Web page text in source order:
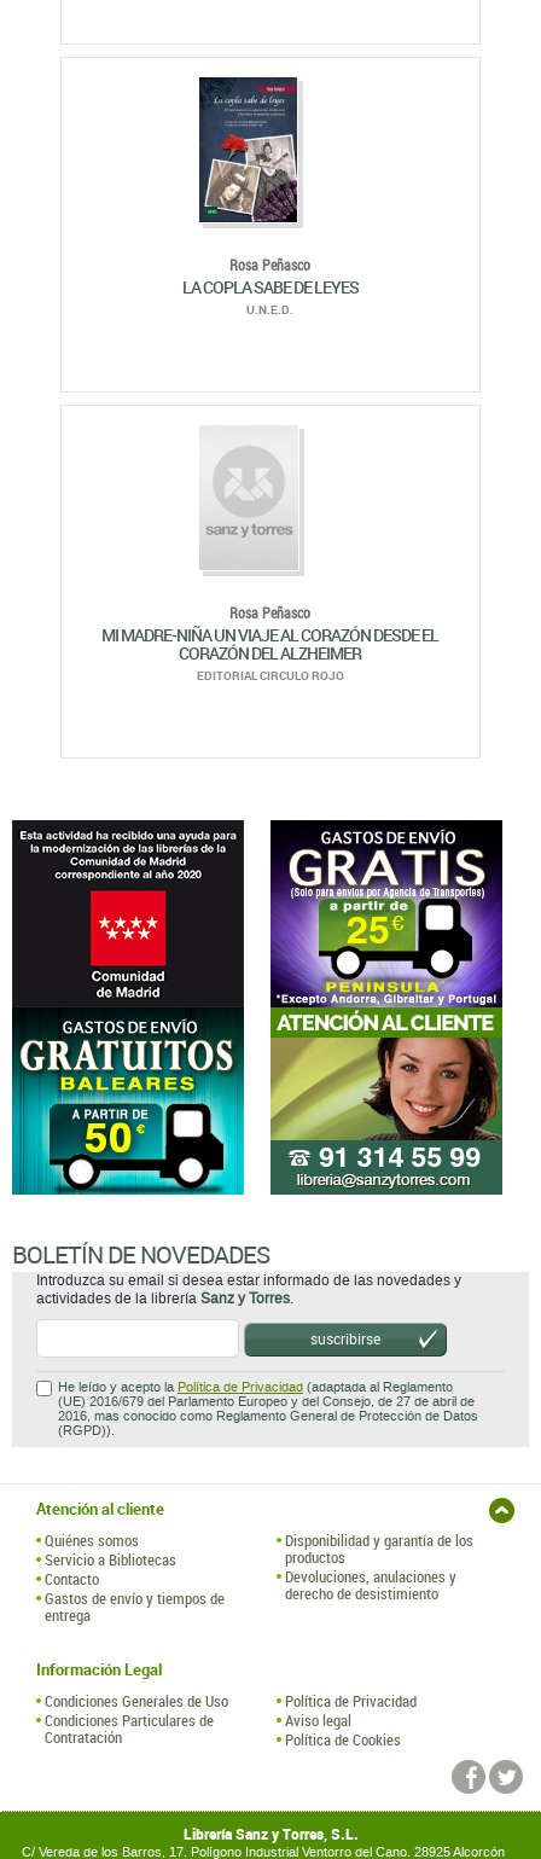
Rosa Peñasco
LA COPLA SABE DE LEYES
U.N.E.D.
Rosa Peñasco
MI MADRE-NIÑA UN VIAJE AL CORAZÓN DESDE EL
CORAZÓN DEL ALZHEIMER
BOLETÍN DE NOVEDADES
Introduzca su email si desea estar informado de las novedades y
actividades de la libreríaSanz y Torres
He leído y acepto laPolítica de Privacidad
(UE) 2016/679 del Parlamento Europeo y del Consejo, de 27 de abril de
2016, mas conocido como Reglamento General de Protección de Datos
(RGPD)).
Atención al cliente
Quiénes somos
Servicio a Bibliotecas
entrega
Disponibilidad y garantía de los
Información Legal
Condiciones Generales de Uso
Condiciones Particulares de
Contratación
Política de Privacidad
Aviso legal
Librería Sanz y Torres, S.L.
C/ Vereda de los Barros, 17. Polígono Industrial Ventorro del Cano. 28925 Alcorcón
(España)